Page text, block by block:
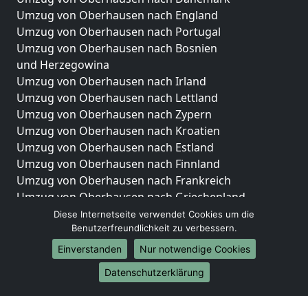
Umzug von Oberhausen nach England
Umzug von Oberhausen nach Portugal
Umzug von Oberhausen nach Bosnien
und Herzegowina
Umzug von Oberhausen nach Irland
Umzug von Oberhausen nach Lettland
Umzug von Oberhausen nach Zypern
Umzug von Oberhausen nach Kroatien
Umzug von Oberhausen nach Estland
Umzug von Oberhausen nach Finnland
Umzug von Oberhausen nach Frankreich
Umzug von Oberhausen nach Griechenland
Umzug von Oberhausen nach Italien
Umzug von Oberhausen nach Liechtenstein
Umzug von Oberhausen nach Luxemburg
Umzug von Oberhausen nach Niederlande
Umzug von Oberhausen nach Norwegen
Diese Internetseite verwendet Cookies um die
Benutzerfreundlichkeit zu verbessern.
Einverstanden
Nur notwendige Cookies
Datenschutzerklärung